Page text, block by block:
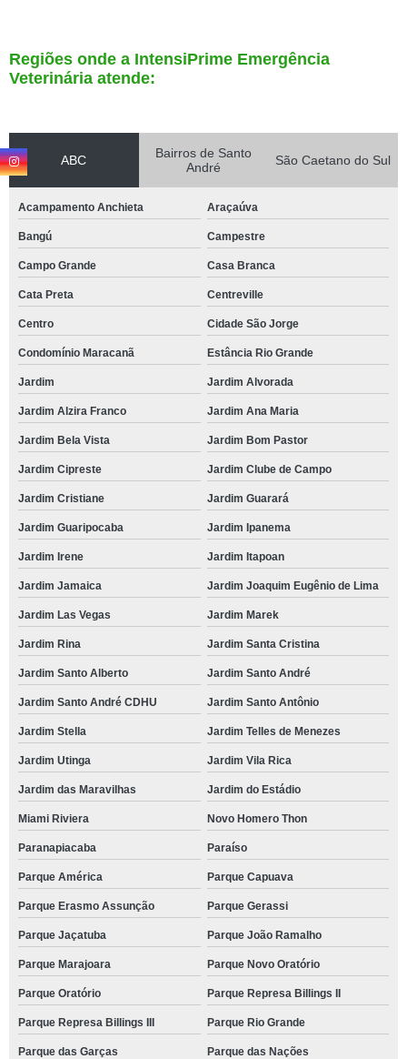
Regiões onde a IntensiPrime Emergência
Veterinária atende:
ABC
Bairros de Santo
André
São Caetano do Sul
Acampamento Anchieta Araçaúva
Bangú Campestre
Campo Grande Casa Branca
Cata Preta Centreville
Centro Cidade São Jorge
Condomínio Maracanã Estância Rio Grande
Jardim Jardim Alvorada
Jardim Alzira Franco Jardim Ana Maria
Jardim Bela Vista Jardim Bom Pastor
Jardim Cipreste Jardim Clube de Campo
Jardim Cristiane Jardim Guarará
Jardim Guaripocaba Jardim Ipanema
Jardim Irene Jardim Itapoan
Jardim Jamaica Jardim Joaquim Eugênio de Lima
Jardim Las Vegas Jardim Marek
Jardim Rina Jardim Santa Cristina
Jardim Santo Alberto Jardim Santo André
Jardim Santo André CDHU Jardim Santo Antônio
Jardim Stella Jardim Telles de Menezes
Jardim Utinga Jardim Vila Rica
Jardim das Maravilhas Jardim do Estádio
Miami Riviera Novo Homero Thon
Paranapiacaba Paraíso
Parque América Parque Capuava
Parque Erasmo Assunção Parque Gerassi
Parque Jaçatuba Parque João Ramalho
Parque Marajoara Parque Novo Oratório
Parque Oratório Parque Represa Billings II
Parque Represa Billings III Parque Rio Grande
Parque das Garças Parque das Nações